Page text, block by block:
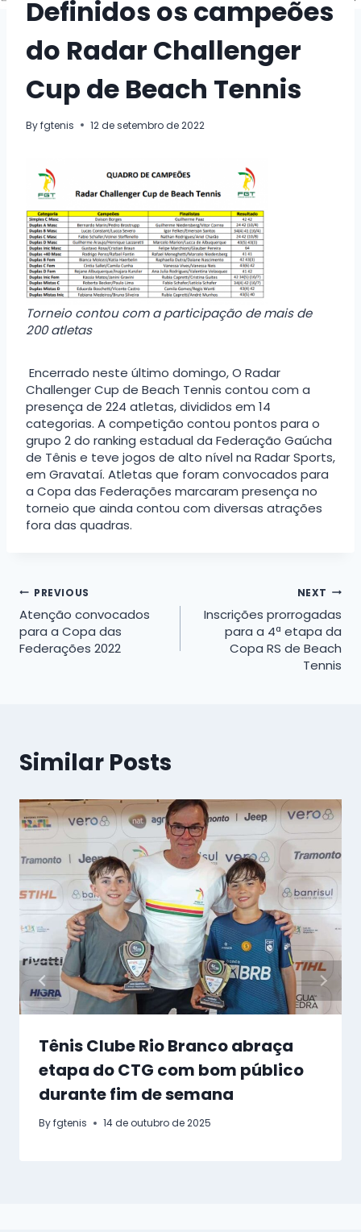
Definidos os campeões
do Radar Challenger
Cup de Beach Tennis
Byfgtenis 12 de setembro de 2022
Torneio contou com a participação de mais de
200 atletas
Encerrado neste último domingo, O Radar
Challenger Cup de Beach Tennis contou com a
presença de 224 atletas, divididos em 14
categorias. A competição contou pontos para o
grupo 2 do ranking estadual da Federação Gaúcha
de Tênis e teve jogos de alto nível na Radar Sports,
em Gravataí. Atletas que foram convocados para
a Copa das Federações marcaram presença no
torneio que ainda contou com diversas atrações
fora das quadras.
Navegação
de
Post
PREVIOUS
Atenção convocados
para a Copa das
Federações 2022
NEXT
Inscrições prorrogadas
para a 4ª etapa da
Copa RS de Beach
Tennis
Similar Posts
Tênis Clube Rio Branco abraça
etapa do CTG com bom público
durante fim de semana
Byfgtenis 14 de outubro de 2025